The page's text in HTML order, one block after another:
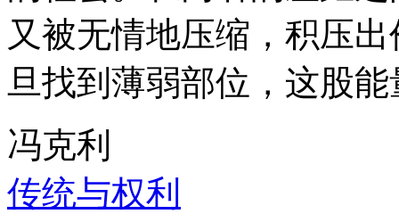
又被无情地压缩，积压
旦找到薄弱部位，这股
冯克利
传统与权利